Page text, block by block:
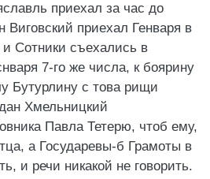
приехал за час до
Виговский приехал Генваря в
Сотники съехались в
7-го же числа, к боярину
Бутурлину с това рищи
Хмельницкий
Павла Тетерю, чтоб ему,
а Государевы-б Грамоты в
и речи никакой не говорить.